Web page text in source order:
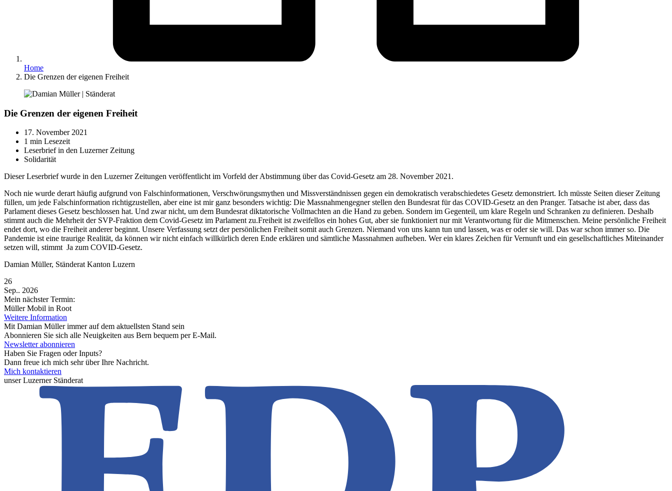
Home
Die Grenzen der eigenen Freiheit
Die Grenzen der eigenen Freiheit
17. November 2021
1 min Lesezeit
Leserbrief in den Luzerner Zeitung
Solidarität
Dieser Leserbrief wurde in den Luzerner Zeitungen veröffentlicht im Vorfeld der Abstimmung über das Covid-Gesetz am 28. November 2021.
Noch nie wurde derart häufig aufgrund von Falschinformationen, Verschwörungsmythen und Missverständnissen gegen ein demokratisch verabschiedetes Gesetz demonstriert. Ich müsste Seiten dieser Zeitung
füllen, um jede Falschinformation richtigzustellen, aber eine ist mir ganz besonders wichtig: Die Massnahmengegner stellen den Bundesrat für das COVID-Gesetz an den Pranger. Tatsache ist aber, dass das
Parlament dieses Gesetz beschlossen hat. Und zwar nicht, um dem Bundesrat diktatorische Vollmachten an die Hand zu geben. Sondern im Gegenteil, um klare Regeln und Schranken zu definieren. Deshalb
stimmt auch die Mehrheit der SVP-Fraktion dem Covid-Gesetz im Parlament zu.Freiheit ist zweifellos ein hohes Gut, aber sie funktioniert nur mit Verantwortung für die Mitmenschen. Meine persönliche Freiheit
endet dort, wo die Freiheit anderer beginnt. Unsere Verfassung setzt der persönlichen Freiheit somit auch Grenzen. Niemand von uns kann tun und lassen, was er oder sie will. Das war schon immer so. Die
Pandemie ist eine traurige Realität, da können wir nicht einfach willkürlich deren Ende erklären und sämtliche Massnahmen aufheben. Wer ein klares Zeichen für Vernunft und ein gesellschaftliches Miteinander
setzen will, stimmt Ja zum COVID-Gesetz.
Damian Müller, Ständerat Kanton Luzern
26
Sep.. 2026
Mein nächster Termin:
Müller Mobil in Root
Weitere Information
Mit Damian Müller immer auf dem aktuellsten Stand sein
Abonnieren Sie sich alle Neuigkeiten aus Bern bequem per E-Mail.
Newsletter abonnieren
Haben Sie Fragen oder Inputs?
Dann freue ich mich sehr über Ihre Nachricht.
Mich kontaktieren
unser Luzerner Ständerat